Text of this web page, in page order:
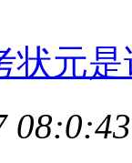
状元
08:0:43